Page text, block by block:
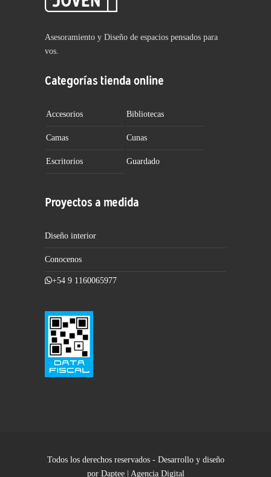
Asesoramiento y Diseño de espacios pensados para
vos.
Categorías tienda online
Accesorios Bibliotecas
Camas Cunas
Escritorios Guardado
Proyectos a medida
Diseño interior
Conocenos
+54 9 1160065977
Todos los derechos reservados - Desarrollo y diseño
por Daptee | Agencia Digital